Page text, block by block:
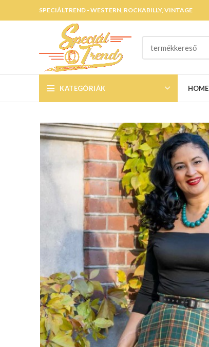
SPECIÁLTREND - WESTERN, ROCKABILLY, VINTAGE
KATEGÓRIÁK HOME